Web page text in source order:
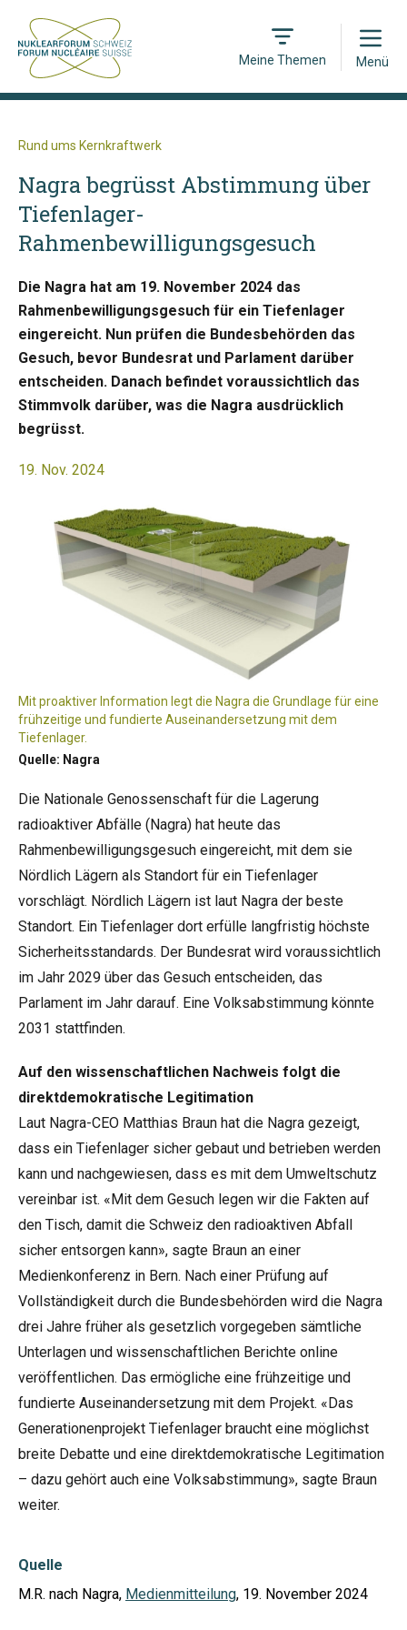
Meine Themen
Open
Menü
Rund ums Kernkraftwerk
Nagra begrüsst Abstimmung über
Tiefenlager-
Rahmenbewilligungsgesuch
Die Nagra hat am 19. November 2024 das
Rahmenbewilligungsgesuch für ein Tiefenlager
eingereicht. Nun prüfen die Bundesbehörden das
Gesuch, bevor Bundesrat und Parlament darüber
entscheiden. Danach befindet voraussichtlich das
Stimmvolk darüber, was die Nagra ausdrücklich
begrüsst.
19. Nov. 2024
Mit proaktiver Information legt die Nagra die Grundlage für eine
frühzeitige und fundierte Auseinandersetzung mit dem
Tiefenlager.
Quelle: Nagra
Die Nationale Genossenschaft für die Lagerung
radioaktiver Abfälle (Nagra) hat heute das
Rahmenbewilligungsgesuch eingereicht, mit dem sie
Nördlich Lägern als Standort für ein Tiefenlager
vorschlägt. Nördlich Lägern ist laut Nagra der beste
Standort. Ein Tiefenlager dort erfülle langfristig höchste
Sicherheitsstandards. Der Bundesrat wird voraussichtlich
im Jahr 2029 über das Gesuch entscheiden, das
Parlament im Jahr darauf. Eine Volksabstimmung könnte
2031 stattfinden.
Auf den wissenschaftlichen Nachweis folgt die
direktdemokratische Legitimation
Laut Nagra-CEO Matthias Braun hat die Nagra gezeigt,
dass ein Tiefenlager sicher gebaut und betrieben werden
kann und nachgewiesen, dass es mit dem Umweltschutz
vereinbar ist. «Mit dem Gesuch legen wir die Fakten auf
den Tisch, damit die Schweiz den radioaktiven Abfall
sicher entsorgen kann», sagte Braun an einer
Medienkonferenz in Bern. Nach einer Prüfung auf
Vollständigkeit durch die Bundesbehörden wird die Nagra
drei Jahre früher als gesetzlich vorgegeben sämtliche
Unterlagen und wissenschaftlichen Berichte online
veröffentlichen. Das ermögliche eine frühzeitige und
fundierte Auseinandersetzung mit dem Projekt. «Das
Generationenprojekt Tiefenlager braucht eine möglichst
breite Debatte und eine direktdemokratische Legitimation
– dazu gehört auch eine Volksabstimmung», sagte Braun
weiter.
Quelle
M.R. nach Nagra, Medienmitteilung, 19. November 2024